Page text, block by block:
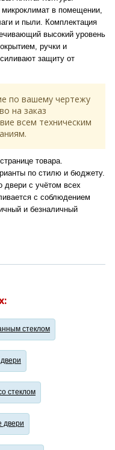
в помещении,
и пыли. Комплектация
высокий уровень
ручки и
защиту от
по вашему чертежу
на заказ
всем техническим
товара.
по стилю и бюджету.
двери с учётом всех
с соблюдением
и безналичный
стеклом
стеклом
двери